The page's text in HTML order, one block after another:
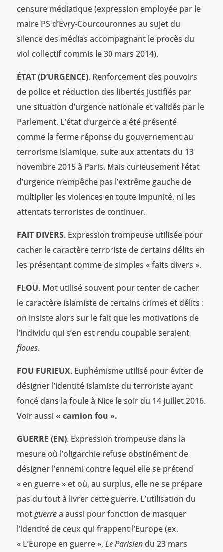
censure médiatique (expression employée par le
maire PS d’Evry-Courcouronnes au sujet du
silence des médias accompagnant le procès du
viol collectif commis le 30 mars 2014).
ÉTAT (D’URGENCE). Renforcement des pouvoirs
de police et réduction des libertés justifiés par
une situation d’urgence nationale et validés par le
Parlement. L’état d’urgence a été présenté
comme la ferme réponse du gouvernement au
terrorisme islamique, suite aux attentats du 13
novembre 2015 à Paris. Mais curieusement l’état
d’urgence n’empêche pas l’extrême gauche de
multiplier les violences en toute impunité, ni les
attentats terroristes de continuer.
FAIT DIVERS. Expression trompeuse utilisée pour
cacher le caractère terroriste de certains délits en
les présentant comme de simples « faits divers ».
FLOU. Mot utilisé souvent pour tenter de cacher
le caractère islamiste de certains crimes et délits :
on insiste alors sur le fait que les motivations de
l’individu qui s’en est rendu coupable seraient
floues.
FOU FURIEUX. Euphémisme utilisé pour éviter de
désigner l’identité islamiste du terroriste ayant
foncé dans la foule à Nice le soir du 14 juillet 2016.
Voir aussi « camion fou ».
GUERRE (EN). Expression trompeuse dans la
mesure où l’oligarchie refuse obstinément de
désigner l’ennemi contre lequel elle se prétend
« en guerre » et où, au surplus, elle ne se prépare
pas du tout à livrer cette guerre. L’utilisation du
motguerrea aussi pour fonction de masquer
l’identité de ceux qui frappent l’Europe (ex.
« L’Europe en guerre », Le Parisiendu 23 mars